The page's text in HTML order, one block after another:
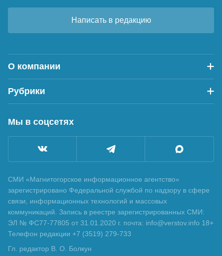
Написать в редакцию
О компании
Рубрики
Мы в соцсетях
СМИ «Магнитогорское информационное агентство»
зарегистрировано Федеральной службой по надзору в сфере
связи, информационных технологий и массовых
коммуникаций. Запись в реестре зарегистрированных СМИ:
ЭЛ № ФС77-77805 от 31.01.2020 г. почта: info@verstov.info 18+
Телефон редакции +7 (3519) 279-733
Гл. редактор В. О. Болкун